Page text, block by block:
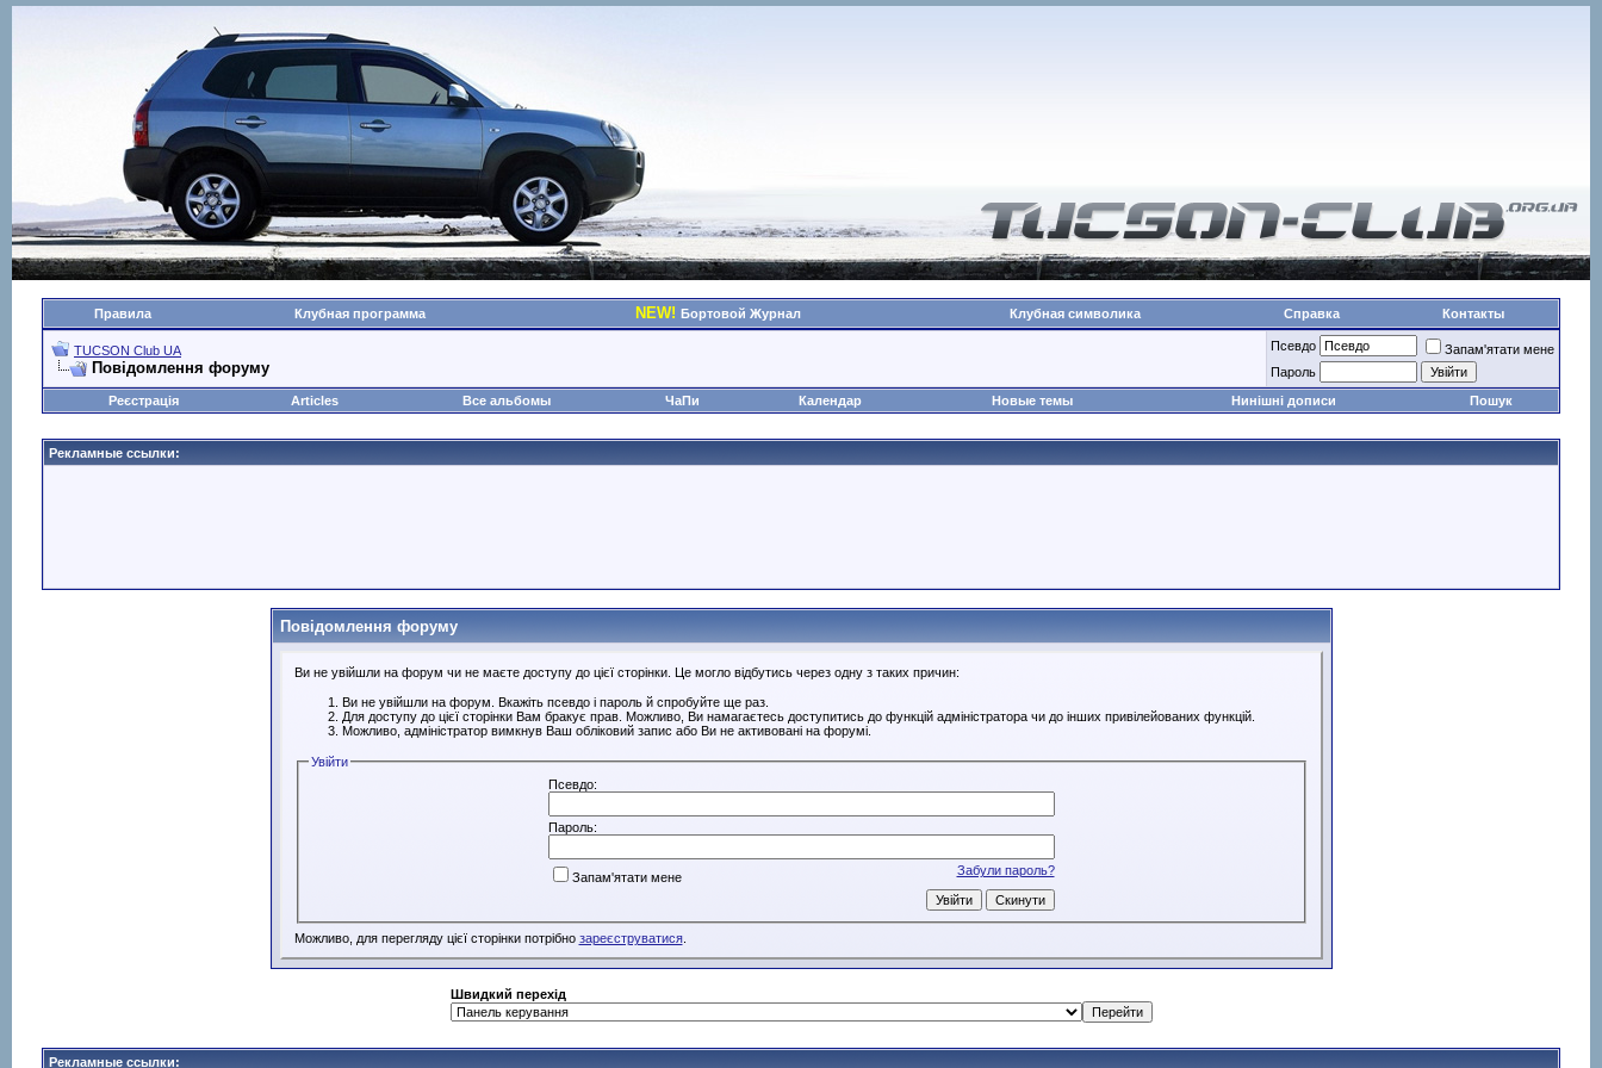
Правила Клубная программа NEW! Бортовой Журнал Клубная символика Справка Контакты
TUCSON Club UA
Повідомлення форуму
Псевдо
Запам'ятати мене
Пароль
Реєстрація
Articles Все альбомы ЧаПи Календар Новые темы Нинішні дописи Пошук
Рекламные ссылки:
Повідомлення форуму
Ви не увійшли на форум чи не маєте доступу до цієї сторінки. Це могло відбутись через одну з таких причин:
Ви не увійшли на форум. Вкажіть псевдо і пароль й спробуйте ще раз.
Для доступу до цієї сторінки Вам бракує прав. Можливо, Ви намагаєтесь доступитись до функцій адміністратора чи до інших привілейованих функцій.
Можливо, адміністратор вимкнув Ваш обліковий запис або Ви не активовані на форумі.
Увійти
Псевдо:
Пароль:
Забули пароль?
Запам'ятати мене
Можливо, для перегляду цієї сторінки потрібно зареєструватися.
Швидкий перехід
Рекламные ссылки: